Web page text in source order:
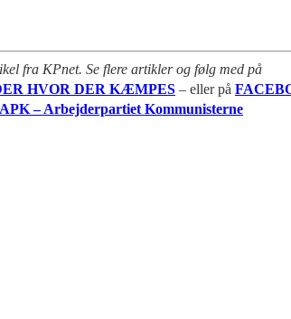
fra KPnet. Se flere artikler og følg med på
HVOR DER KÆMPES – eller på
APK – Arbejderpartiet Kommunisterne